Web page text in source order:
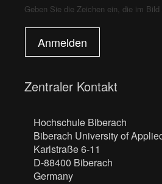
Geben Sie die Zeichen ein, die im Bild
Anmelden
Zentraler Kontakt
Hochschule Biberach
Biberach University of
Karlstraße 6-11
D-88400 Biberach
Germany